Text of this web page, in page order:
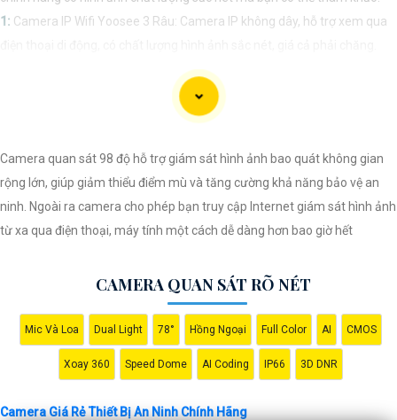
1: Camera IP Wifi Yoosee 3 Râu: Camera IP không dây, hỗ trợ xem qua
Camera Vantech VP-C2112CP: Camera dạng dome, chất lượng
Full HD, hỗ trợ xoay 360 độ, phù hợp cho việc lắp đặt trong nhà hoặc
chất lượng 1MP, có khả năng quan sát ban đêm tốt, sắc nét.
🔖4: Camera Dahua HAC-HDBW1200RP-Z: Camera dome chất lượng
2MP, hỗ trợ các tính năng như chống ngược sáng, chống nước.
Nhớ kiểm tra kỹ thông số kỹ thuật cũng như nguồn gốc xuất xứ của sản
Camera quan sát 98 độ hỗ trợ giám sát hình ảnh bao quát không gian
rộng lớn, giúp giảm thiểu điểm mù và tăng cường khả năng bảo vệ an
ninh. Ngoài ra camera cho phép bạn truy cập Internet giám sát hình ảnh
từ xa qua điện thoại, máy tính một cách dễ dàng hơn bao giờ hết
CAMERA QUAN SÁT RÕ NÉT
Mic Và Loa Dual Light 78° Hồng Ngoại Full Color AI CMOS
Xoay 360 Speed Dome AI Coding IP66 3D DNR
Camera Giá Rẻ Thiết Bị An Ninh Chính Hãng